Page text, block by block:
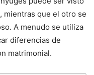
mientras que el otro se
A menudo se utiliza
diferencias de
matrimonial.